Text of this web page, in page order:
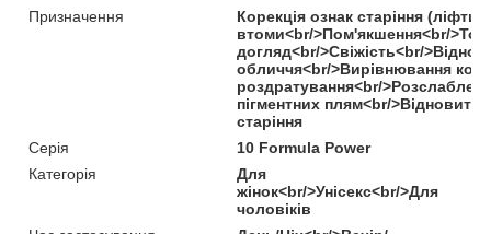
Призначення
Корекція ознак старіння
втоми<br/>Пом'якшення<br/
догляд<br/>Свіжість<br/
обличчя<br/>Вирівнювання
роздратування<br/
пігментних плям<br/
старіння
Серія
10 Formula Power
Категорія
Для
жінок<br/>Унісекс<br/>Для
чоловіків